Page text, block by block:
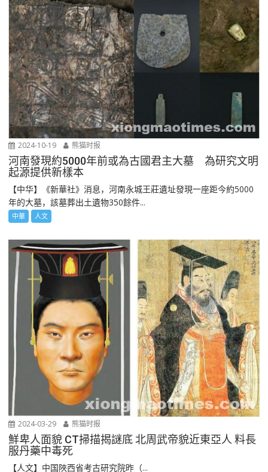
2024-10-19 熊猫时报
河南發現約5000年前或為古國君主大墓 為研究文明
起源提供新樣本
【中华】《新華社》消息，河南永城王莊遺址發現一座距今約5000
年的大墓，該墓葬出土遺物350餘件...
中華 人文
2024-03-29 熊猫时报
鮮卑人面貌 CT掃描揭謎底 北周武帝貌近東亞人 料長
服丹藥中毒死
【人文】中国陜西省考古研究院昨（...